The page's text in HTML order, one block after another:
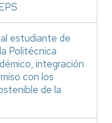
estudiante de
Politécnica
integración
con los
de la